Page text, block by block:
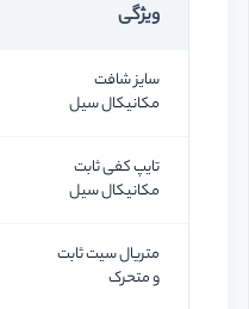
ویژگی
سایز شافت
مکانیکال سیل
تایپ کفی ثابت
مکانیکال سیل
متریال سیت ثابت
و متحرک